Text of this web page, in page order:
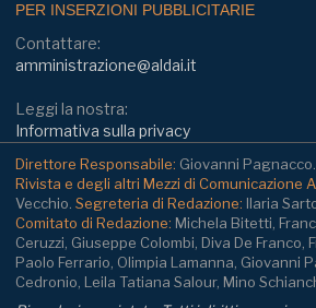
PER INSERZIONI PUBBLICITARIE
Contattare:
amministrazione@aldai.it
Leggi la nostra:
Informativa sulla privacy
Direttore Responsabile: Giovanni Pagnacco.
Rivista e degli altri Mezzi di Comunicazione
Vecchio. Segreteria di Redazione: Ilaria
Comitato di Redazione: Michela Bitetti,
Ceruzzi, Giuseppe Colombi, Diva De Franco,
Paolo Ferrario, Olimpia Lamanna, Giovanni
Cedronio, Leila Tatiana Salour, Mino